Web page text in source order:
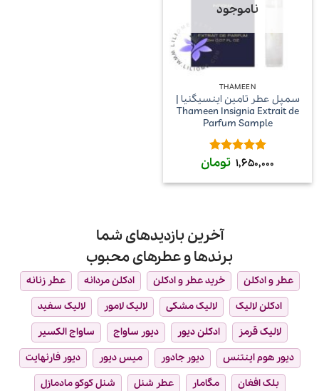
ناموجود
THAMEEN
سمپل عطر تامین اینسیگنیا |
Thameen Insignia Extrait de
Parfum Sample
امتیاز 5از 1,650,000 تومان
آخرین بازدیدهای شما
برندها و عطرهای محبوب
عطر و ادکلن خرید عطر و ادکلن ادکلن مردانه
عطر زنانه
ادکلن لالیک
لالیک مشکی لالیک لامور
لالیک سفید
لالیک قرمز
ادکلن دیور دیور ساواج
ساواج الکسیر
دیور هوم اینتنس
دیور جادور میس دیور
دیور فارنهایت
بلک افغان
مگامار عطر شنل
شنل کوکو مادمازل